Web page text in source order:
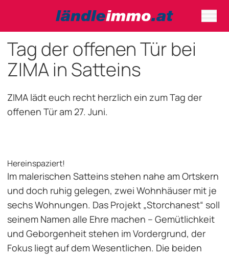
Tag der offenen Tür bei
ZIMA in Satteins
ZIMA lädt euch recht herzlich ein zum Tag der
offenen Tür am 27. Juni.
Hereinspaziert!
Im malerischen Satteins stehen nahe am Ortskern
und doch ruhig gelegen, zwei Wohnhäuser mit je
sechs Wohnungen. Das Projekt „Storchanest“ soll
seinem Namen alle Ehre machen – Gemütlichkeit
und Geborgenheit stehen im Vordergrund, der
Fokus liegt auf dem Wesentlichen. Die beiden